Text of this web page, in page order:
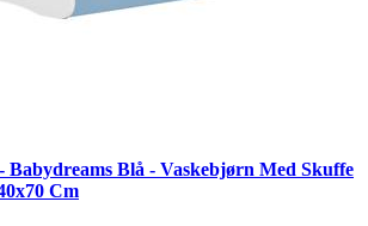
Babydreams Blå - Vaskebjørn Med Skuffe
Cm